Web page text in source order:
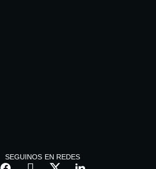
SEGUINOS EN REDES